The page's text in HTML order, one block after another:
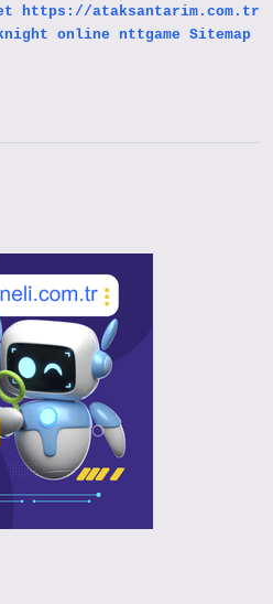
https://ataksantarim.com.tr
online nttgame Sitemap